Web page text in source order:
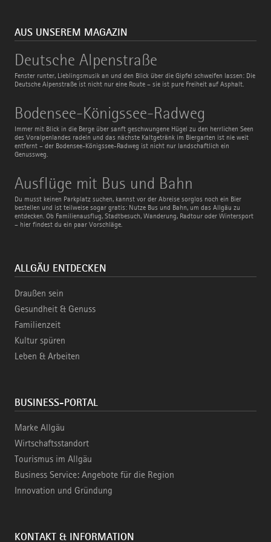
AUS UNSEREM MAGAZIN
Deutsche Alpenstraße
Fenster runter, Lieblingsmusik an und den Blick über die Gipfel schweifen lassen: Die
Deutsche Alpenstraße ist nicht nur eine Route – sie ist pure Freiheit auf Asphalt.
Deutsche
Alpenstraße
Bodensee-Königssee-Radweg
Immer mit Blick in die Berge über sanft geschwungene Hügel zu den herrlichen Seen
des Voralpenlandes radeln und das nächste Kaltgetränk im Biergarten ist nie weit
entfernt – der Bodensee-Königssee-Radweg ist nicht nur landschaftlich ein
Genussweg.
Bodensee-
Königssee-
Radweg
Ausflüge mit Bus und Bahn
Du musst keinen Parkplatz suchen, kannst vor der Abreise sorglos noch ein Bier
bestellen und ist teilweise sogar gratis: Nutze Bus und Bahn, um das Allgäu zu
entdecken. Ob Familienausflug, Stadtbesuch, Wanderung, Radtour oder Wintersport
– hier findest du ein paar Vorschläge.
Ausflüge
mit
Bus
und
Bahn
ALLGÄU ENTDECKEN
Draußen sein
Gesundheit & Genuss
Familienzeit
Kultur spüren
Leben & Arbeiten
BUSINESS-PORTAL
Marke Allgäu
Wirtschaftsstandort
Tourismus im Allgäu
Business Service: Angebote für die Region
Innovation und Gründung
KONTAKT & INFORMATION